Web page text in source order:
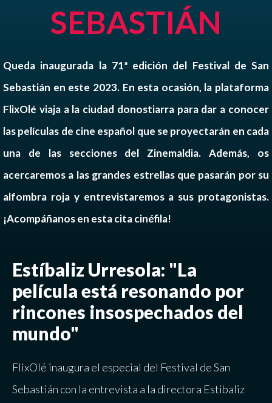
SEBASTIÁN
Queda inaugurada la 71ª edición del Festival de San
Sebastián en este 2023. En esta ocasión, la plataforma
FlixOlé viaja a la ciudad donostiarra para dar a conocer
las películas de cine español que se proyectarán en cada
una de las secciones del Zinemaldia. Además, os
acercaremos a las grandes estrellas que pasarán por su
alfombra roja y entrevistaremos a sus protagonistas.
¡Acompáñanos en esta cita cinéfila!
Estíbaliz Urresola: "La
película está resonando por
rincones insospechados del
mundo"
FlixOlé inaugura el especial del Festival de San
Sebastián con la entrevista a la directora Estibaliz